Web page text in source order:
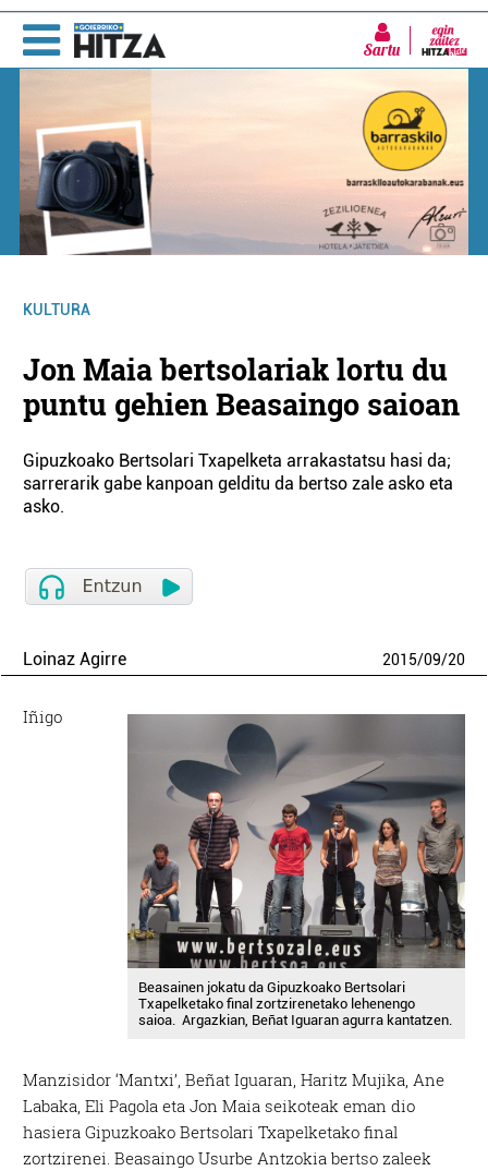
Sartu
KULTURA
Jon Maia bertsolariak lortu du
puntu gehien Beasaingo saioan
Gipuzkoako Bertsolari Txapelketa arrakastatsu hasi da;
sarrerarik gabe kanpoan gelditu da bertso zale asko eta
asko.
Loinaz Agirre 2015/09/20
Beasainen jokatu da Gipuzkoako Bertsolari
Txapelketako final zortzirenetako lehenengo
saioa. Argazkian, Beñat Iguaran agurra kantatzen.
Iñigo
Manzisidor ‘Mantxi’, Beñat Iguaran, Haritz Mujika, Ane
Labaka, Eli Pagola eta Jon Maia seikoteak eman dio
hasiera Gipuzkoako Bertsolari Txapelketako final
zortzirenei. Beasaingo Usurbe Antzokia bertso zaleek